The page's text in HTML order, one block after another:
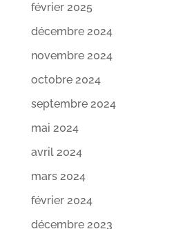
février 2025
décembre 2024
novembre 2024
octobre 2024
septembre 2024
mai 2024
avril 2024
mars 2024
février 2024
décembre 2023